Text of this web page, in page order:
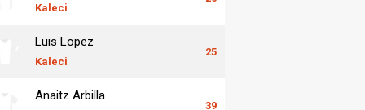
Kaleci
Luis Lopez
Kaleci
25
Anaitz Arbilla
39